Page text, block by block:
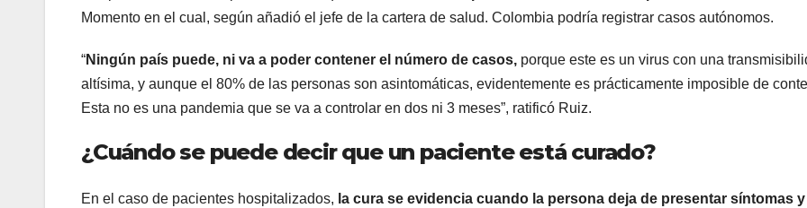
Momento en el cual, según añadió el jefe de la cartera de salud. Colombia podría registrar casos autónomos.
“Ningún país puede, ni va a poder contener el número de casos, porque este es un virus con una
altísima, y aunque el 80% de las personas son asintomáticas, evidentemente es prácticamente imposible de
Esta no es una pandemia que se va a controlar en dos ni 3 meses”, ratificó Ruiz.
¿Cuándo se puede decir que un paciente está curado?
En el caso de pacientes hospitalizados, la cura se evidencia cuando la persona deja de presentar síntomas y